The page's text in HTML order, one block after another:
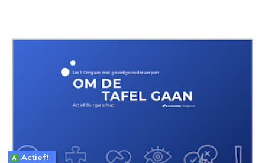
Actief!